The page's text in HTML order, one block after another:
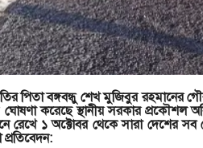
পিতা বঙ্গবন্ধু শেখ মুজিবুর
ঘোষণা করেছে স্থানীয় সরকার প্রকৌশল
রেখে ১ অক্টোবর থেকে সারা
প্রতিবেদন: